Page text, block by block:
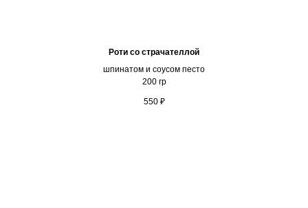
Роти со страчателлой
шпинатом и соусом песто
200 гр
550 ₽